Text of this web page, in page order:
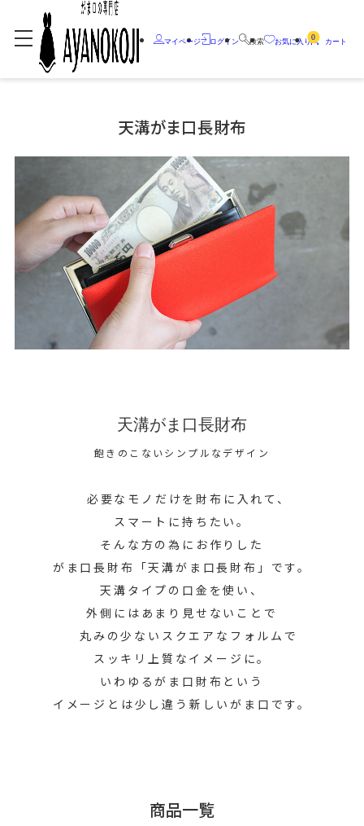
マイページ ログイン 検索 お気に入り0 カート
天溝がま口長財布
天溝がま口長財布
飽きのこないシンプルなデザイン
必要なモノだけを財布に入れて、
スマートに持ちたい。
そんな方の為にお作りした
がま口長財布「天溝がま口長財布」です。
天溝タイプの口金を使い、
外側にはあまり見せないことで
丸みの少ないスクエアなフォルムで
スッキリ上質なイメージに。
いわゆるがま口財布という
イメージとは少し違う新しいがま口です。
商品一覧